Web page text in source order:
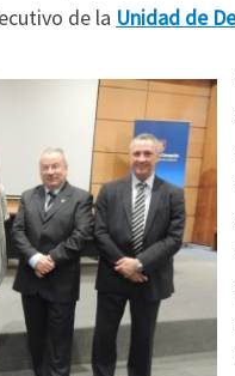
de la Unidad de